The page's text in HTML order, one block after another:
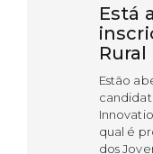
Está
Estão
qual é
dos